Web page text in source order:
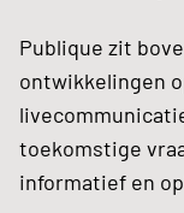
Publique zit
ontwikkelingen
toekomstige
informatief en